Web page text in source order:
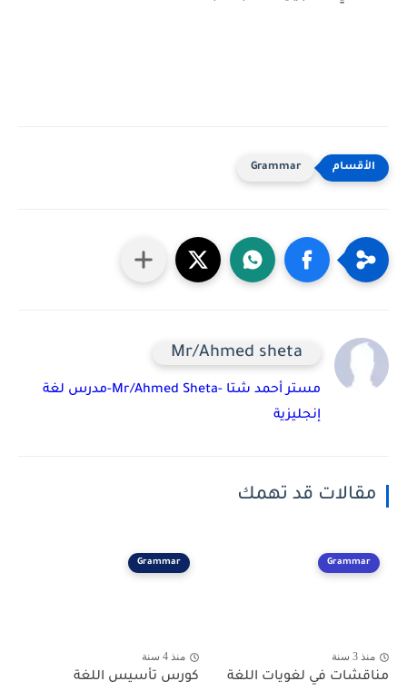
Grammar
Mr/Ahmed sheta
مستر أحمد شتا -Mr/Ahmed Sheta-مدرس لغة
إنجليزية
مقالات قد تهمك
Grammar
منذ 3 سنة
مناقشات في لغويات اللغة
Grammar
منذ 4 سنة
كورس تأسيس اللغة